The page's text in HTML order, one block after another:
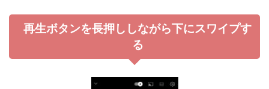
再生ボタンを長押ししながら下にスワイプす
る